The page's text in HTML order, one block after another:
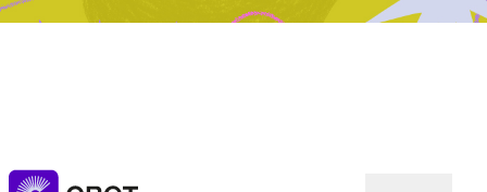
Дружба, любовь, взросление